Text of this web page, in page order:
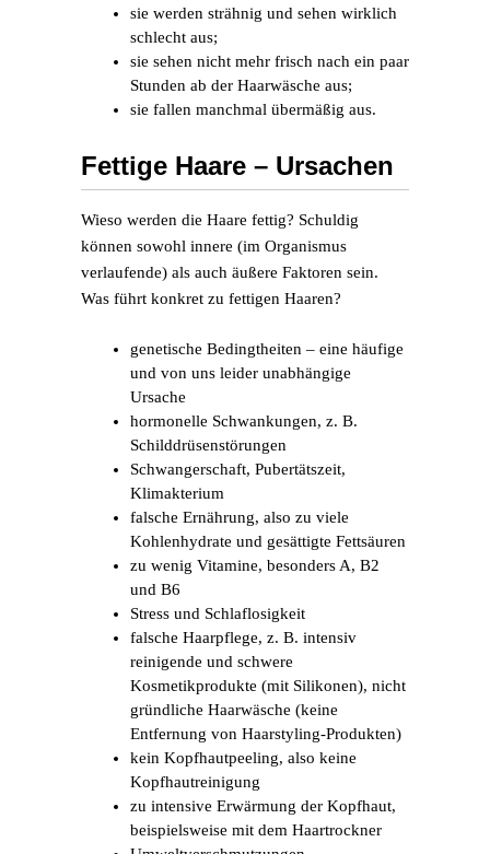
sie werden strähnig und sehen wirklich
schlecht aus;
sie sehen nicht mehr frisch nach ein paar
Stunden ab der Haarwäsche aus;
sie fallen manchmal übermäßig aus.
Fettige Haare – Ursachen
Wieso werden die Haare fettig? Schuldig
können sowohl innere (im Organismus
verlaufende) als auch äußere Faktoren sein.
Was führt konkret zu fettigen Haaren?
genetische Bedingtheiten – eine häufige
und von uns leider unabhängige
Ursache
hormonelle Schwankungen, z. B.
Schilddrüsenstörungen
Schwangerschaft, Pubertätszeit,
Klimakterium
falsche Ernährung, also zu viele
Kohlenhydrate und gesättigte Fettsäuren
zu wenig Vitamine, besonders A, B2
und B6
Stress und Schlaflosigkeit
falsche Haarpflege, z. B. intensiv
reinigende und schwere
Kosmetikprodukte (mit Silikonen), nicht
gründliche Haarwäsche (keine
Entfernung von Haarstyling-Produkten)
kein Kopfhautpeeling, also keine
Kopfhautreinigung
zu intensive Erwärmung der Kopfhaut,
beispielsweise mit dem Haartrockner